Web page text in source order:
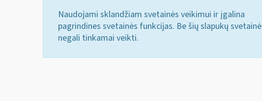
Naudojami sklandžiam svetainės veikimui ir įgalina
pagrindines svetainės funkcijas. Be šių slapukų svetainė
negali tinkamai veikti.